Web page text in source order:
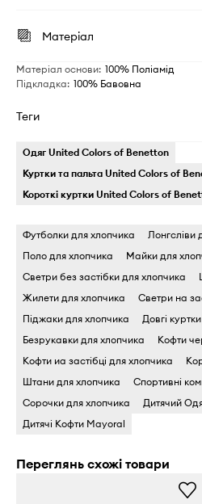
Матеріал
Матеріал основи: 100% Поліамід
Підкладка: 100% Бавовна
Теги
Одяг United Colors of Benetton
Куртки та пальта United Colors of
Короткі куртки United Colors of
Футболки для хлопчика
Лонгсліви
Поло для хлопчика
Майки для
Светри без застібки для хлопчика
Жилети для хлопчика
Светри на
Піджаки для хлопчика
Довгі
Безрукавки для хлопчика
Кофти
Кофти иа застібці для хлопчика
Штани для хлопчика
Спортивні
Сорочки для хлопчика
Дитячий
Дитячі Кофти Mayoral
Переглянь схожі товари